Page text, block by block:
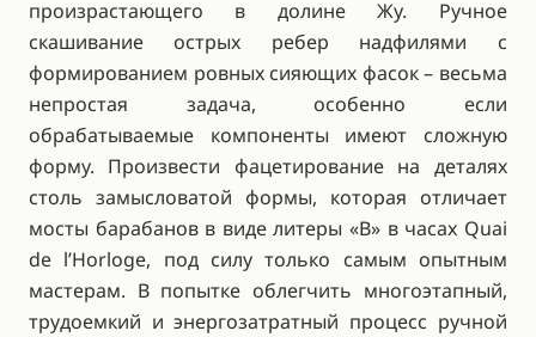
произрастающего в долине Жу. Ручное
скашивание острых ребер надфилями с
формированием ровных сияющих фасок – весьма
непростая задача, особенно если
обрабатываемые компоненты имеют сложную
форму. Произвести фацетирование на деталях
столь замысловатой формы, которая отличает
мосты барабанов в виде литеры «B» в часах Quai
de l’Horloge, под силу только самым опытным
мастерам. В попытке облегчить многоэтапный,
трудоемкий и энергозатратный процесс ручной